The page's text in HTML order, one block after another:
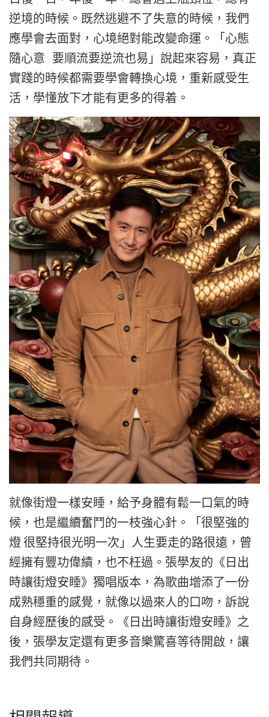
逆境的時候。既然逃避不了失意的時候，我們
應學會去面對，心境絕對能改變命運。「心態
隨心意 要順流要逆流也易」說起來容易，真正
實踐的時候都需要學會轉換心境，重新感受生
活，學懂放下才能有更多的得着。
就像街燈一樣安睡，給予身體有鬆一口氣的時
候，也是繼續奮鬥的一枝強心針。「很堅強的
燈 很堅持很光明一次」人生要走的路很遠，曾
經擁有豐功偉績，也不枉過。張學友的《日出
時讓街燈安睡》獨唱版本，為歌曲增添了一份
成熟穩重的感覺，就像以過來人的口吻，訴說
自身經歷後的感受。《日出時讓街燈安睡》之
後，張學友定還有更多音樂驚喜等待開啟，讓
我們共同期待。